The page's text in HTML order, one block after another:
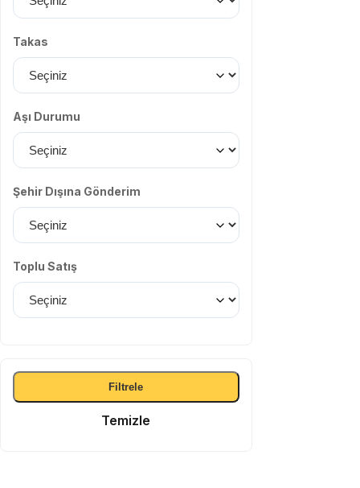
Takas
Aşı Durumu
Şehir Dışına Gönderim
Toplu Satış
Filtrele
Temizle